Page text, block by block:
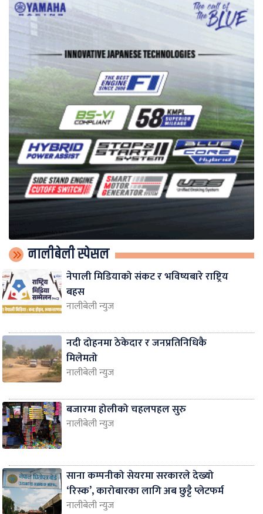
नालीबेली स्पेसल
नेपाली मिडियाको संकट र भविष्यबारे राष्ट्रिय
बहस
नालीबेली न्युज
नदी दोहनमा ठेकेदार र जनप्रतिनिधिकै
मिलेमतो
नालीबेली न्युज
बजारमा होलीको चहलपहल सुरु
नालीबेली न्युज
साना कम्पनीको सेयरमा सरकारले देख्यो
‘रिस्क’, कारोबारका लागि अब छुट्टै प्लेटफर्म
नालीबेली न्युज